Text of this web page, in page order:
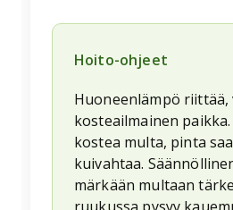
Hoito-ohjeet
Huoneenlämpö riittää,
kosteailmainen
kostea multa, pinta
kuivahtaa.
märkään multaan